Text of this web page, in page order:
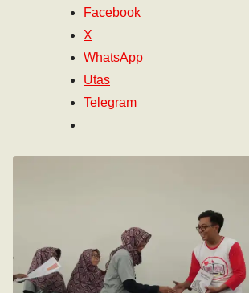
Facebook
X
WhatsApp
Utas
Telegram